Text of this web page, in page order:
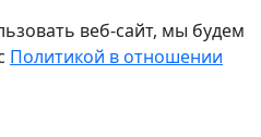
веб-сайт, мы будем
Политикой в отношении